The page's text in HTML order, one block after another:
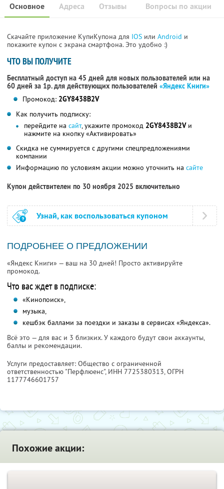
Основное Отзывы Вопросы по акции
Адреса
Скачайте приложение КупиКупона для IOS или Android и
покажите купон с экрана смартфона. Это удобно :)
ЧТО ВЫ ПОЛУЧИТЕ
Бесплатный доступ на 45 дней для новых пользователей или на
60 дней за 1р. для действующих пользователей «Яндекс Книги»
Промокод: 2GY8438B2V
Как получить подписку:
перейдите на сайт, укажите промокод 2GY8438B2Vи
нажмите на кнопку «Активировать»
Скидка не суммируется с другими спецпредложениями
компании
Информацию по условиям акции можно уточнить на сайте
Купон действителен по 30 ноября 2025 включительно
Узнай, как воспользоваться купоном
ПОДРОБНЕЕ О ПРЕДЛОЖЕНИИ
«Яндекс Книги» — ваш на 30 дней! Просто активируйте
промокод.
Что вас ждет в подписке:
«Кинопоиск»,
музыка,
кешбэк баллами за поездки и заказы в сервисах «Яндекса».
Всё это — для вас и 3 близких. У каждого будут свои аккаунты,
баллы и рекомендации.
Услуги предоставляет: Общество с ограниченной
ответственностью "Перфлюенс", ИНН 7725380313, ОГРН
1177746601757
Похожие акции: